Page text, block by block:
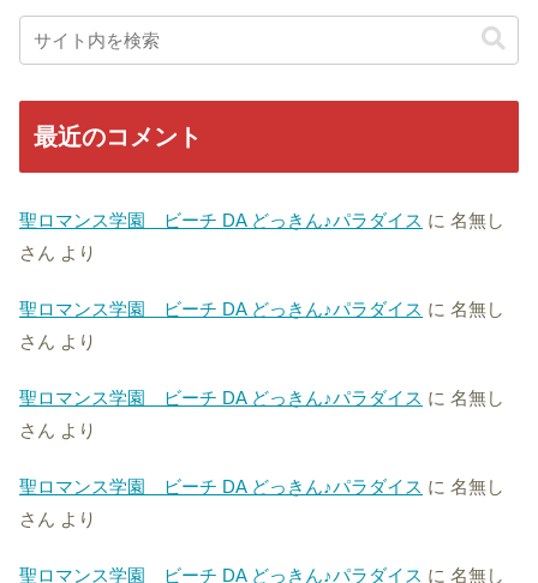
最近のコメント
聖ロマンス学園 ビーチ DA どっきん♪パラダイス に 名無し
さん より
聖ロマンス学園 ビーチ DA どっきん♪パラダイス に 名無し
さん より
聖ロマンス学園 ビーチ DA どっきん♪パラダイス に 名無し
さん より
聖ロマンス学園 ビーチ DA どっきん♪パラダイス に 名無し
さん より
聖ロマンス学園 ビーチ DA どっきん♪パラダイス に 名無し